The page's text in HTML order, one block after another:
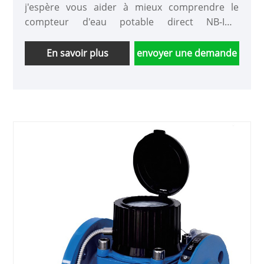
j'espère vous aider à mieux comprendre le
compteur d'eau potable direct NB-IOT.
continuer à coopérer avec nous pour créer un
avenir meilleur ensemble!
En savoir plus envoyer une demande